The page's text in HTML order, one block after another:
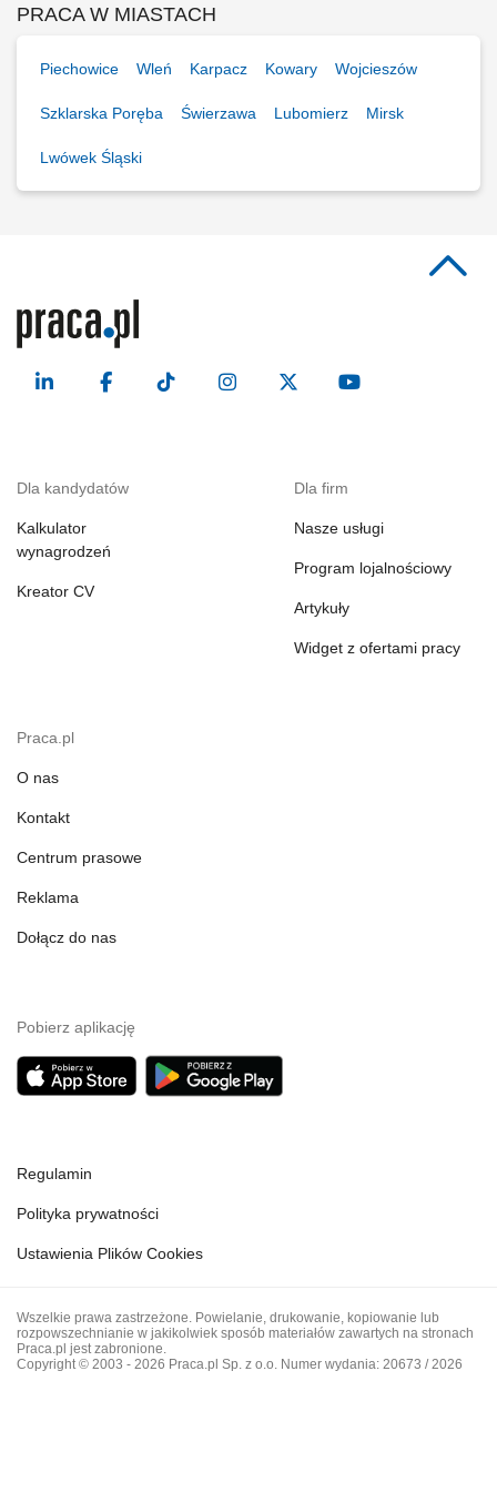
PRACA W MIASTACH
Piechowice Wleń Karpacz Kowary Wojcieszów
Szklarska Poręba Świerzawa Lubomierz Mirsk
Lwówek Śląski
Dla kandydatów
Kalkulator
wynagrodzeń
Kreator CV
Dla firm
Nasze usługi
Program lojalnościowy
Artykuły
Widget z ofertami pracy
Praca.pl
O nas
Kontakt
Centrum prasowe
Reklama
Dołącz do nas
Pobierz aplikację
Regulamin
Polityka prywatności
Ustawienia Plików Cookies
Wszelkie prawa zastrzeżone. Powielanie, drukowanie, kopiowanie lub
rozpowszechnianie w jakikolwiek sposób materiałów zawartych na stronach
Praca.pl jest zabronione.
Copyright © 2003 - 2026 Praca.pl Sp. z o.o. Numer wydania: 20673 / 2026